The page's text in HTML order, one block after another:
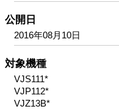
公開日
2016年08月10日
対象機種
VJS111*
VJP112*
VJZ13B*